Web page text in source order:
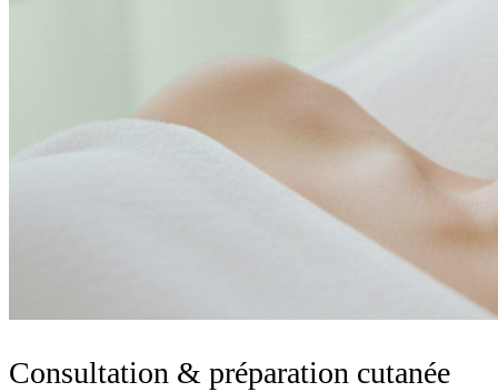
Consultation & préparation cutanée